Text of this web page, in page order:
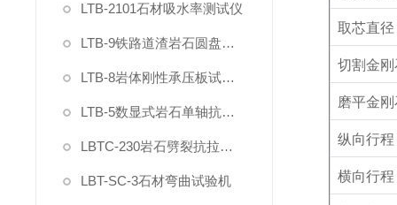
LTB-2101石材吸水率测试仪
LTB-9铁路道渣岩石圆盘耐磨硬度试验机
LTB-8岩体刚性承压板试验仪
LTB-5数显式岩石单轴抗压强度试验机
LBTC-230岩石劈裂抗拉强度夹具
LBT-SC-3石材弯曲试验机
取芯直径
切割金
磨平金
纵向行程
横向行程